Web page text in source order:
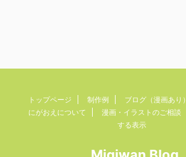
トップページ 制作例 ブログ（漫画あり）
にがおえについて
漫画・イラストのご相談
する表示